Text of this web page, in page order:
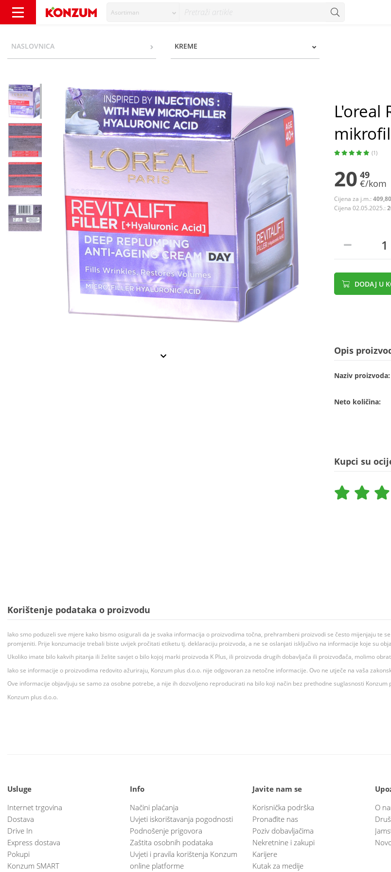
Asortiman
NASLOVNICA KREME
L'oreal
(1)
20 49
€/kom
Cijena za j.m.:
Cijena 02.05.2025.:
DODAJ U
Opis
Naziv proizvoda:
Neto količina:
Kupci su
Korištenje podataka o proizvodu
Iako smo poduzeli sve mjere kako bismo osigurali da je svaka informacija o proizvodima točna, prehrambeni proizvodi se često mijenjaju te
promjeniti. Prije konzumacije trebali biste uvijek pročitati etiketu tj. deklaraciju proizvoda, a ne se oslanjati isključivo na informacije koje su
Ukoliko imate bilo kakvih pitanja ili želite savjet o bilo kojoj marki proizvoda K Plus, ili proizvoda drugih dobavljača ili proizvođača, molimo
Iako se informacije o proizvodima redovito ažuriraju, Konzum plus d.o.o. nije odgovoran za netočne informacije. Ovo ne utječe na vaša
Ove informacije objavljuju se samo za osobne potrebe, a nije ih dozvoljeno reproducirati na bilo koji način bez prethodne suglasnosti Konzum
Konzum plus d.o.o.
Usluge
Internet trgovina
Dostava
Drive In
Express dostava
Pokupi
Konzum SMART
Info
Načini plaćanja
Uvjeti iskorištavanja pogodnosti
Podnošenje prigovora
Zaštita osobnih podataka
Uvjeti i pravila korištenja Konzum
online platforme
Javite nam se
Korisnička podrška
Pronađite nas
Poziv dobavljačima
Nekretnine i zakupi
Karijere
Kutak za medije
O